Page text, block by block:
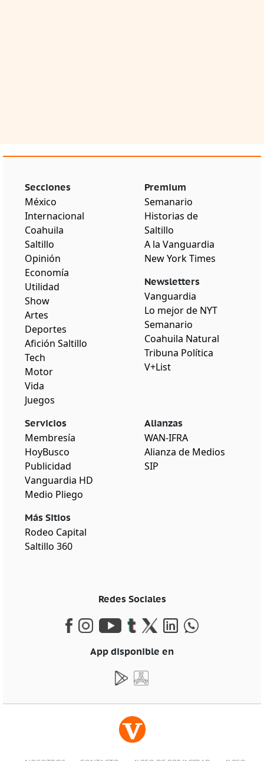
Secciones
México
Internacional
Coahuila
Saltillo
Opinión
Economía
Utilidad
Show
Artes
Deportes
Afición Saltillo
Tech
Motor
Vida
Juegos
Premium
Semanario
Historias de
Saltillo
A la Vanguardia
New York Times
Newsletters
Vanguardia
Lo mejor de NYT
Semanario
Coahuila Natural
Tribuna Política
V+List
Servicios
Membresía
HoyBusco
Publicidad
Vanguardia HD
Medio Pliego
Más Sitios
Rodeo Capital
Saltillo 360
Alianzas
WAN-IFRA
Alianza de Medios
SIP
Redes Sociales
App disponible en